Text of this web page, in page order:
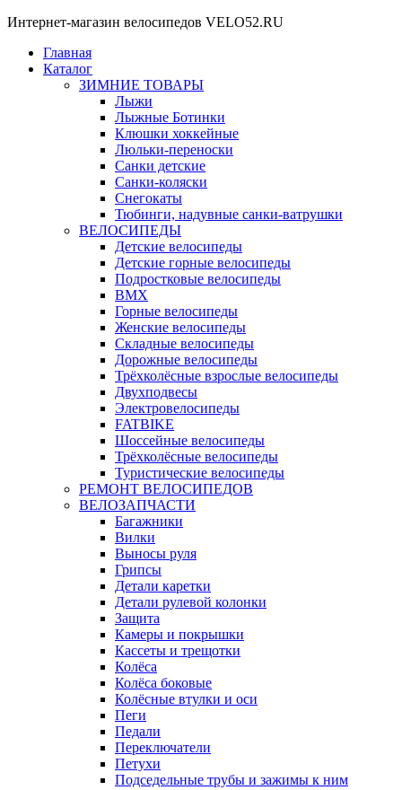
Интернет-магазин велосипедов VELO52.RU
Главная
Каталог
ЗИМНИЕ ТОВАРЫ
Лыжи
Лыжные Ботинки
Клюшки хоккейные
Люльки-переноски
Санки детские
Санки-коляски
Снегокаты
Тюбинги, надувные санки-ватрушки
ВЕЛОСИПЕДЫ
Детские велосипеды
Детские горные велосипеды
Подростковые велосипеды
BMX
Горные велосипеды
Женские велосипеды
Складные велосипеды
Дорожные велосипеды
Трёхколёсные взрослые велосипеды
Двухподвесы
Электровелосипеды
FATBIKE
Шоссейные велосипеды
Трёхколёсные велосипеды
Туристические велосипеды
РЕМОНТ ВЕЛОСИПЕДОВ
ВЕЛОЗАПЧАСТИ
Багажники
Вилки
Выносы руля
Грипсы
Детали каретки
Детали рулевой колонки
Защита
Камеры и покрышки
Кассеты и трещотки
Колёса
Колёса боковые
Колёсные втулки и оси
Пеги
Педали
Переключатели
Петухи
Подседельные трубы и зажимы к ним